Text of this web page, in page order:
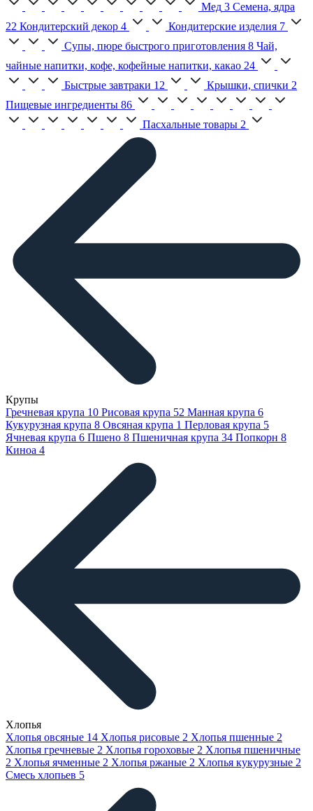
Мед 3 Семена, ядра
22 Кондитерский декор 4 Кондитерские изделия 7
Супы, пюре быстрого приготовления 8 Чай,
чайные напитки, кофе, кофейные напитки, какао 24
Быстрые завтраки 12 Крышки, спички 2
Пищевые ингредиенты 86
Пасхальные товары 2
Крупы
Гречневая крупа 10 Рисовая крупа 52 Манная крупа 6
Кукурузная крупа 8 Овсяная крупа 1 Перловая крупа 5
Ячневая крупа 6 Пшено 8 Пшеничная крупа 34 Попкорн 8
Киноа 4
Хлопья
Хлопья овсяные 14 Хлопья рисовые 2 Хлопья пшенные 2
Хлопья гречневые 2 Хлопья гороховые 2 Хлопья пшеничные
2 Хлопья ячменные 2 Хлопья ржаные 2 Хлопья кукурузные 2
Смесь хлопьев 5